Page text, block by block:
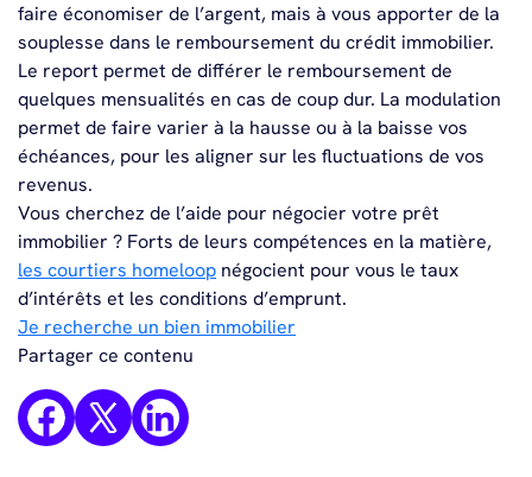
faire économiser de l’argent, mais à vous apporter de la
souplesse dans le remboursement du crédit immobilier.
Le report permet de différer le remboursement de
quelques mensualités en cas de coup dur. La modulation
permet de faire varier à la hausse ou à la baisse vos
échéances, pour les aligner sur les fluctuations de vos
revenus.
Vous cherchez de l’aide pour négocier votre prêt
immobilier ? Forts de leurs compétences en la matière,
les courtiers homeloop négocient pour vous le taux
d’intérêts et les conditions d’emprunt.
Je recherche un bien immobilier
Partager ce contenu